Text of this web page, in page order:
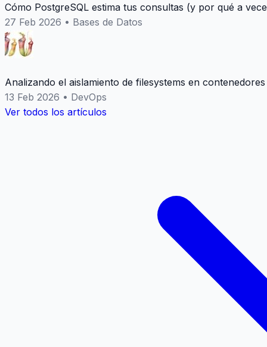
Cómo PostgreSQL estima tus consultas (y por qué a
27 Feb 2026 • Bases de Datos
Analizando el aislamiento de filesystems en
13 Feb 2026 • DevOps
Ver todos los artículos